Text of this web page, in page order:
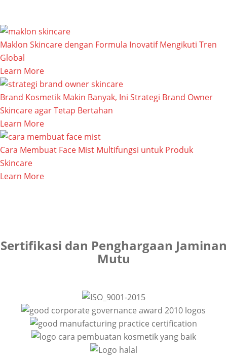
Maklon Skincare dengan Formula Inovatif Mengikuti Tren
Global
Learn More
Brand Kosmetik Makin Banyak, Ini Strategi Brand Owner
Skincare agar Tetap Bertahan
Learn More
Cara Membuat Face Mist Multifungsi untuk Produk
Skincare
Learn More
Sertifikasi dan Penghargaan Jaminan
Mutu